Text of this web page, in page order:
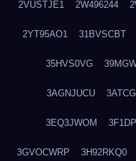
2VUSTJE1 2W496244
2YT95AO1 31BVSCBT
35HVS0VG
3AGNJUCU
3EQ3JWOM
3GVOCWRP 3H92RKQ0